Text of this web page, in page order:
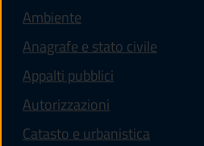
Ambiente
Anagrafe e stato civile
Appalti pubblici
Autorizzazioni
Catasto e urbanistica